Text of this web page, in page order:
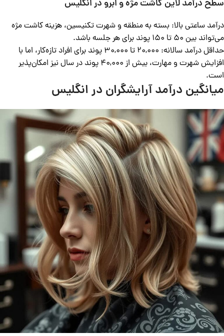
سطح درآمد لاین کاشت مژه و ابرو در انگلیس
درآمد ساعتی بالا: بسته به منطقه و شهرت تکنیسین، هزینه کاشت مژه
می‌تواند بین 50 تا 150 پوند برای هر جلسه باشد.
حداقل درآمد سالانه: 20,000 تا 30,000 پوند برای افراد تازه‌کار، اما با
افزایش شهرت و مهارت، بیش از 40,000 پوند در سال نیز امکان‌پذیر
است.
میانگین درآمد آرایشگران در انگلیس